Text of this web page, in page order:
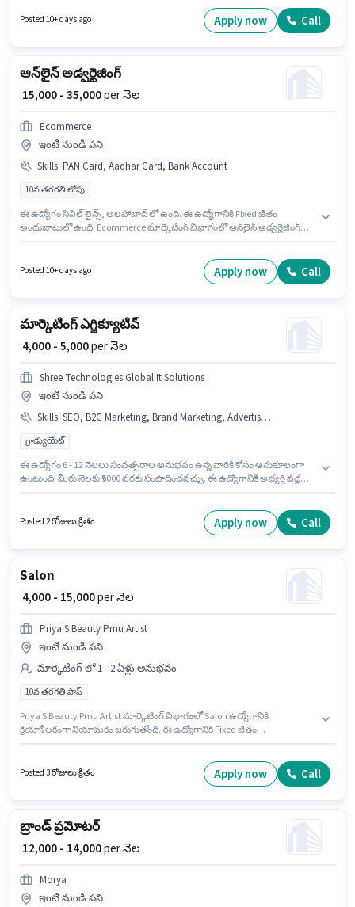
వారికి కోసం, నెల జీతం ₹25000 ఉంటుంది. దరఖాస్తుదారులు కనీసం గ్రాడ్యుయేట్ డిగ్రీ
Posted 10+ days ago Apply now Call
ఆన్‌లైన్ అడ్వర్టైజింగ్
₹ 15,000 - 35,000per నెల
Ecommerce
ఇంటి నుండి పని
Skills: PAN Card, Aadhar Card, Bank Account
10వ తరగతి లోపు
ఈ ఉద్యోగం సివిల్ లైన్స్, అలహాబాద్ లో ఉంది. ఈ ఉద్యోగానికి Fixed జీతం
అందుబాటులో ఉంది. Ecommerce మార్కెటింగ్ విభాగంలో ఆన్‌లైన్ అడ్వర్టైజింగ్
తరగతి లోపు అర్హత ఉన్న అభ్యర్థులు ఈ ఉద్యోగానికి అప్లై చేసుకోవచ్చు. ఈ ఉద్యోగం
Posted 10+ days ago Apply now Call
మార్కెటింగ్ ఎగ్జిక్యూటివ్
₹ 4,000 - 5,000per నెల
Shree Technologies Global It Solutions
ఇంటి నుండి పని
Skills: SEO, B2C Marketing, Brand Marketing, Advertisement, MS PowerPoint, B2B Marketing
గ్రాడ్యుయేట్
ఈ ఉద్యోగం 6 - 12 నెలలు సంవత్సరాల అనుభవం ఉన్న వారికి కోసం అనుకూలంగా
ఉంటుంది. మీరు నెలకు ₹5000 వరకు సంపాదించవచ్చు. ఈ ఉద్యోగానికి అభ్యర్థి వద్ద
సర్టిఫికెట్ కలిగి ఉండాలి. ఈ ఉద్యోగానికి Fixed జీతం అందుబాటులో ఉంది. ఈ ఖాళీ
కళ్యాణి నగర్, పూనే లో ఉంది. Shree Technologies Global It Solutions
Posted 2 రోజులు క్రితం Apply now Call
Salon
₹ 4,000 - 15,000per నెల
Priya S Beauty Pmu Artist
ఇంటి నుండి పని
మార్కెటింగ్ లో 1 - 2 ఏళ్లు అనుభవం
10వ తరగతి పాస్
Priya S Beauty Pmu Artist మార్కెటింగ్ విభాగంలో Salon ఉద్యోగానికి
క్రియాశీలకంగా నియామకం జరుగుతోంది. ఈ ఉద్యోగానికి Fixed జీతం
సంవత్సరాల అనుభవం ఉన్న వారికి కోసం, నెల జీతం ₹15000 ఉంటుంది.
Posted 3 రోజులు క్రితం Apply now Call
బ్రాండ్ ప్రమోటర్
₹ 12,000 - 14,000per నెల
Morya
ఇంటి నుండి పని